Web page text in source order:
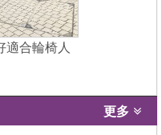
適合輪椅人
更多